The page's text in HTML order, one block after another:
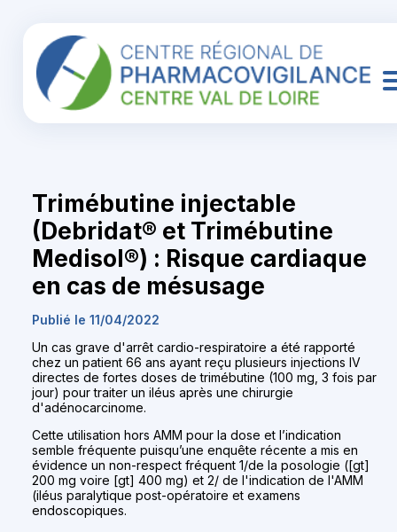
Trimébutine injectable
(Debridat® et Trimébutine
Medisol®) : Risque cardiaque
en cas de mésusage
Publié le 11/04/2022
Un cas grave d'arrêt cardio-respiratoire a été rapporté
chez un patient 66 ans ayant reçu plusieurs injections IV
directes de fortes doses de trimébutine (100 mg, 3 fois par
jour) pour traiter un iléus après une chirurgie
d'adénocarcinome.
Cette utilisation hors AMM pour la dose et l’indication
semble fréquente puisqu’une enquête récente a mis en
évidence un non-respect fréquent 1/de la posologie ([gt]
200 mg voire [gt] 400 mg) et 2/ de l'indication de l'AMM
(iléus paralytique post-opératoire et examens
endoscopiques.